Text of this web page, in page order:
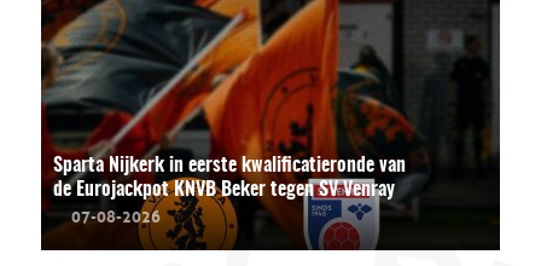
Sparta Nijkerk in eerste kwalificatieronde van
de Eurojackpot KNVB Beker tegen SV Venray
07-08-2026